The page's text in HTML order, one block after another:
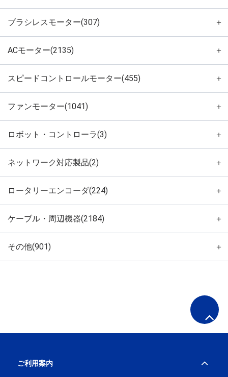
ブラシレスモーター(307) ＋
ACモーター(2135) ＋
スピードコントロールモーター(455) ＋
ファンモーター(1041) ＋
ロボット・コントローラ(3) ＋
ネットワーク対応製品(2) ＋
ロータリーエンコーダ(224) ＋
ケーブル・周辺機器(2184) ＋
その他(901) ＋
ご利用案内